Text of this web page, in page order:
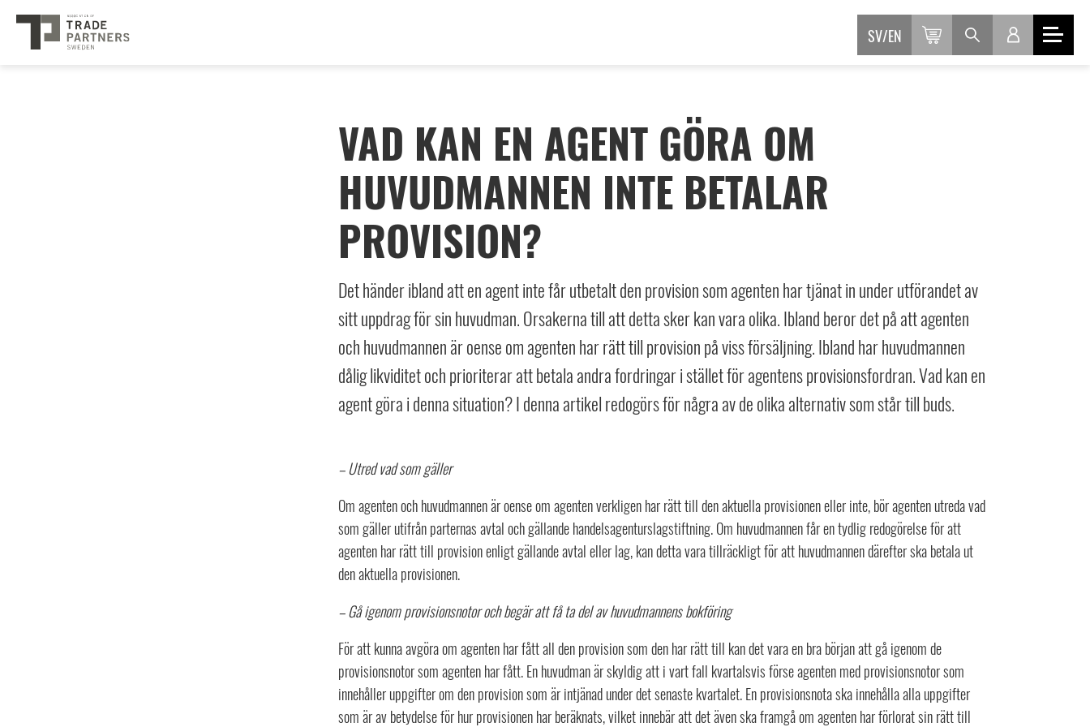
SV EN
VAD KAN EN AGENT GÖRA OM
HUVUDMANNEN INTE BETALAR
PROVISION?
Det händer ibland att en agent inte får utbetalt den provision som agenten har tjänat in under utförandet av
sitt uppdrag för sin huvudman. Orsakerna till att detta sker kan vara olika. Ibland beror det på att agenten
och huvudmannen är oense om agenten har rätt till provision på viss försäljning. Ibland har huvudmannen
dålig likviditet och prioriterar att betala andra fordringar i stället för agentens provisionsfordran. Vad kan en
agent göra i denna situation? I denna artikel redogörs för några av de olika alternativ som står till buds.
– Utred vad som gäller
Om agenten och huvudmannen är oense om agenten verkligen har rätt till den aktuella provisionen eller inte, bör agenten utreda vad
som gäller utifrån parternas avtal och gällande handelsagenturslagstiftning. Om huvudmannen får en tydlig redogörelse för att
agenten har rätt till provision enligt gällande avtal eller lag, kan detta vara tillräckligt för att huvudmannen därefter ska betala ut
den aktuella provisionen.
– Gå igenom provisionsnotor och begär att få ta del av huvudmannens bokföring
För att kunna avgöra om agenten har fått all den provision som den har rätt till kan det vara en bra början att gå igenom de
provisionsnotor som agenten har fått. En huvudman är skyldig att i vart fall kvartalsvis förse agenten med provisionsnotor som
innehåller uppgifter om den provision som är intjänad under det senaste kvartalet. En provisionsnota ska innehålla alla uppgifter
som är av betydelse för hur provisionen har beräknats, vilket innebär att det även ska framgå om agenten har förlorat sin rätt till